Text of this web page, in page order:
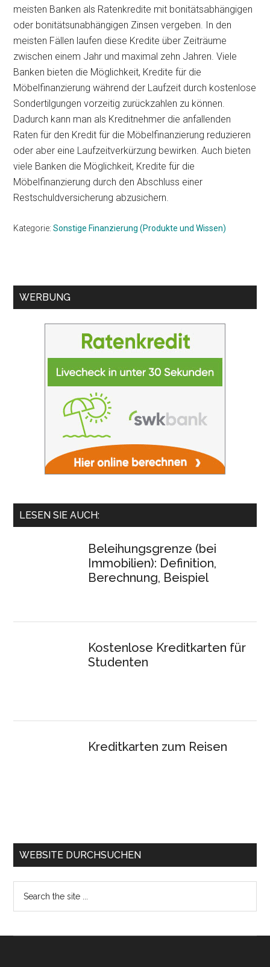
meisten Banken als Ratenkredite mit bonitätsabhängigen
oder bonitätsunabhängigen Zinsen vergeben. In den
meisten Fällen laufen diese Kredite über Zeiträume
zwischen einem Jahr und maximal zehn Jahren. Viele
Banken bieten die Möglichkeit, Kredite für die
Möbelfinanzierung während der Laufzeit durch kostenlose
Sondertilgungen vorzeitig zurückzahlen zu können.
Dadurch kann man als Kreditnehmer die anfallenden
Raten für den Kredit für die Möbelfinanzierung reduzieren
oder aber eine Laufzeitverkürzung bewirken. Auch bieten
viele Banken die Möglichkeit, Kredite für die
Möbelfinanzierung durch den Abschluss einer
Restschuldversicherung abzusichern.
Kategorie:Sonstige Finanzierung (Produkte und Wissen)
Seitenspalte
WERBUNG
LESEN SIE AUCH:
Beleihungsgrenze (bei
Immobilien): Definition,
Berechnung, Beispiel
Kostenlose Kreditkarten für
Studenten
Kreditkarten zum Reisen
WEBSITE DURCHSUCHEN
...